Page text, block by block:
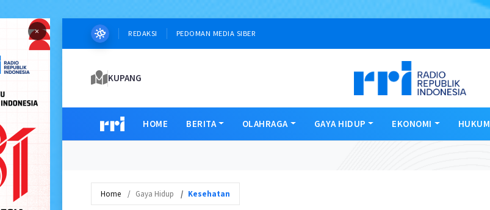
× REDAKSI PEDOMAN MEDIA SIBER
KUPANG
HOME BERITA OLAHRAGA GAYA HIDUP EKONOMI HUKUM
Home Gaya Hidup Kesehatan